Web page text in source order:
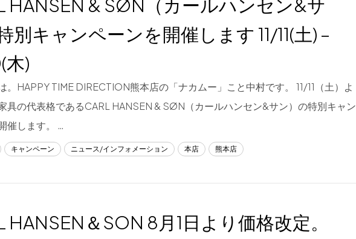
HANSEN & SØN（カールハンセン&サ
別キャンペーンを開催します 11/11(土) –
木)
。HAPPY TIME DIRECTION熊本店の「ナカムー」こと中村です。 11/11（土）よ
具の代表格であるCARL HANSEN & SØN（カールハンセン&サン）の特別キャン
催します。 …
キャンペーン ニュース/インフォメーション 本店 熊本店
HANSEN＆SON 8月1日より価格改定。